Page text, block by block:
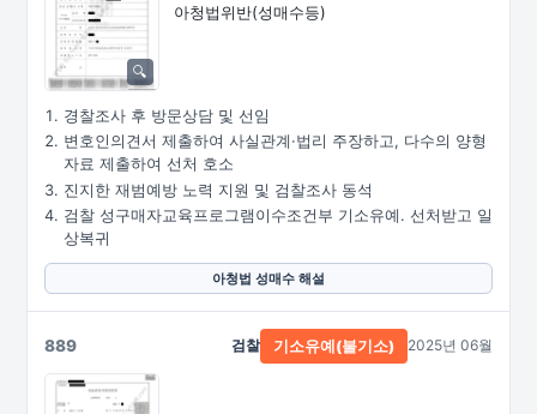
아청법위반(성매수등)
경찰조사 후 방문상담 및 선임
변호인의견서 제출하여 사실관계·법리 주장하고, 다수의 양형
자료 제출하여 선처 호소
진지한 재범예방 노력 지원 및 검찰조사 동석
검찰 성구매자교육프로그램이수조건부 기소유예. 선처받고 일
상복귀
아청법 성매수 해설
889 검찰 기소유예(불기소) 2025년 06월